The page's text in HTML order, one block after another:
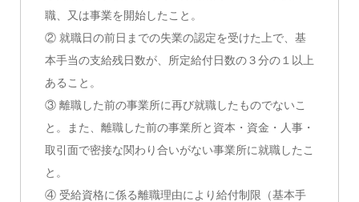
職、又は事業を開始したこと。
② 就職日の前日までの失業の認定を受けた上で、基
本手当の支給残日数が、所定給付日数の３分の１以上
あること。
③ 離職した前の事業所に再び就職したものでないこ
と。また、離職した前の事業所と資本・資金・人事・
取引面で密接な関わり合いがない事業所に就職したこ
と。
④ 受給資格に係る離職理由により給付制限（基本手